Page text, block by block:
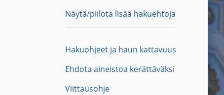
Näytä/piilota lisää hakuehtoja
Hakuohjeet ja haun kattavuus
Ehdota aineistoa kerättäväksi
Viittausohje